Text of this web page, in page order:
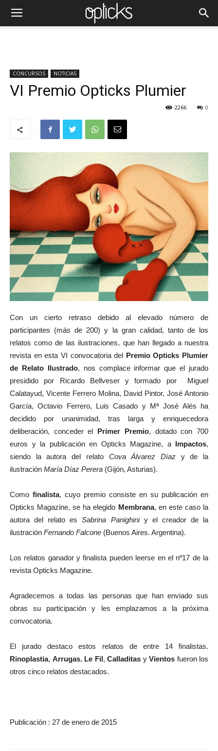
CONCURSOS NOTICIAS
VI Premio Opticks Plumier
0
2266
Con un cierto retraso debido al elevado número de
participantes (más de 200) y la gran calidad, tanto de los
relatos como de las ilustraciones, que han llegado a nuestra
revista en esta VI convocatoria del Premio Opticks Plumier
de Relato Ilustrado, nos complace informar que el jurado
presidido por Ricardo Bellveser y formado por Miguel
Calatayud, Vicente Ferrero Molina, David Pintor, José Antonio
García, Octavio Ferrero, Luis Casado y Mª José Alés ha
decidido por unanimidad, tras larga y enriquecedora
deliberación, conceder el Primer Premio, dotado con 700
euros y la publicación en Opticks Magazine, a Impactos,
siendo la autora del relato Cova Álvarez Díazy de la
ilustración María Díaz Perera (Gijón, Asturias).
Como finalista, cuyo premio consiste en su publicación en
Opticks Magazine, se ha elegido Membrana, en este caso la
autora del relato esSabrina Panighiniy el creador de la
ilustración Fernando Falcone (Buenos Aires. Argentina).
Los relatos ganador y finalista pueden leerse en el nº17 de la
revista Opticks Magazine.
Agradecemos a todas las personas que han enviado sus
obras su participación y les emplazamos a la próxima
convocatoria.
El jurado destaco estos relatos de entre 14 finalistas.
Rinoplastia, Arrugas, Le Fil, Calladitas y Vientos fueron los
otros cinco relatos destacados.
Publicación : 27 de enero de 2015